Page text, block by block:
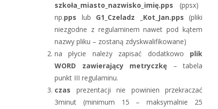
szkoła_miasto_nazwisko_imię.pps (ppsx)
np.pps lub G1_Czeladz _Kot_Jan.pps (pliki
niezgodne z regulaminem nawet pod kątem
nazwy pliku – zostaną zdyskwalifikowane)
na płycie należy zapisać dodatkowo plik
WORD zawierający metryczkę – tabela
punkt III regulaminu.
czas prezentacji nie powinien przekraczać
3minut (minimum 15 – maksymalnie 25